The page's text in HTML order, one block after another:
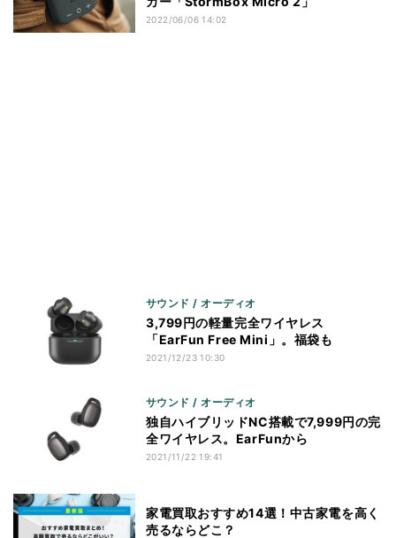
2022/06/06 14:02
サウンド / オーディオ
3,799円の軽量完全ワイヤレス
「EarFun Free Mini」。福袋も
2021/12/23 10:30
サウンド / オーディオ
独自ハイブリッドNC搭載で7,999円の完
全ワイヤレス。EarFunから
2021/11/22 19:41
家電買取おすすめ14選！中古家電を高く
売るならどこ？